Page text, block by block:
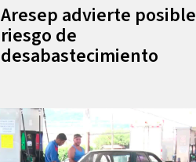
Aresep advierte posible
riesgo de
desabastecimiento